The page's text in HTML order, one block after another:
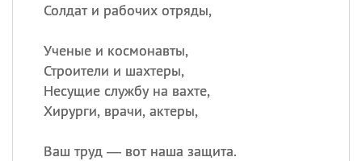
Солдат и рабочих отряды,
Ученые и космонавты,
Строители и шахтеры,
Несущие службу на вахте,
Хирурги, врачи, актеры,
Ваш труд — вот наша защита.